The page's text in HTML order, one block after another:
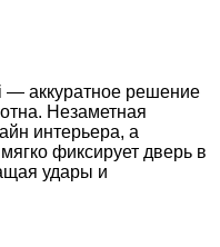
— аккуратное решение
Незаметная
интерьера, а
фиксирует дверь в
удары и